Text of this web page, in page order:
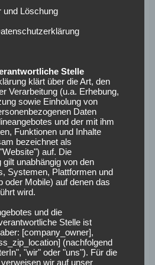
auf 480 Minuten für
eine gute Ausbeute, wenn man
Euro
Tritt kommt Joel Pohjanpalo von
Lucas Alario und Kevin
dritte Wahl. So kommt der 23-
für die Werkself in dieser
finnischen Nationalspieler zu
das Trikot der Finnen überziehen
schließen aber einen
Gegenüber dem „kicker“ sagte
Boldt: „Ein Verkauf kommt
und Löschung
Stelle
klärt über die Art, den
Verarbeitung (u.a. Erhebung,
sowie Einholung von
Daten
und der mit ihm
Funktionen und Inhalte
bezeichnet als
auf. Die
unabhängig von den
Systemen, Plattformen und
oder Mobile) auf denen das
wird.
und die
Stelle ist
[company_owner],
(nachfolgend
"wir" oder "uns"). Für die
wir auf unser